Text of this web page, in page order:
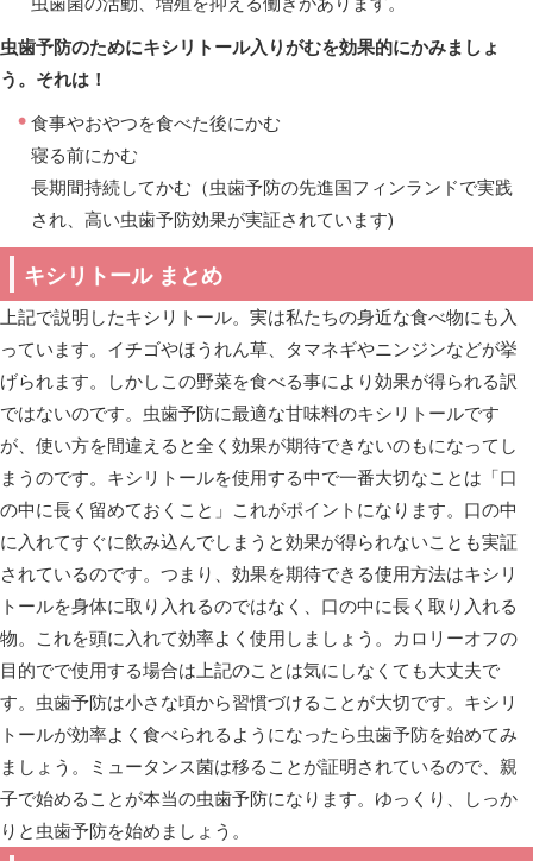
虫歯予防のためにキシリトール入りがむを効果的にかみましょ
う。それは！
食事やおやつを食べた後にかむ
寝る前にかむ
長期間持続してかむ（虫歯予防の先進国フィンランドで実践
され、高い虫歯予防効果が実証されています)
キシリトール まとめ
上記で説明したキシリトール。実は私たちの身近な食べ物にも入
っています。イチゴやほうれん草、タマネギやニンジンなどが挙
げられます。しかしこの野菜を食べる事により効果が得られる訳
ではないのです。虫歯予防に最適な甘味料のキシリトールです
が、使い方を間違えると全く効果が期待できないのもになってし
まうのです。キシリトールを使用する中で一番大切なことは「口
の中に長く留めておくこと」これがポイントになります。口の中
に入れてすぐに飲み込んでしまうと効果が得られないことも実証
されているのです。つまり、効果を期待できる使用方法はキシリ
トールを身体に取り入れるのではなく、口の中に長く取り入れる
物。これを頭に入れて効率よく使用しましょう。カロリーオフの
目的でで使用する場合は上記のことは気にしなくても大丈夫で
す。虫歯予防は小さな頃から習慣づけることが大切です。キシリ
トールが効率よく食べられるようになったら虫歯予防を始めてみ
ましょう。ミュータンス菌は移ることが証明されているので、親
子で始めることが本当の虫歯予防になります。ゆっくり、しっか
りと虫歯予防を始めましょう。